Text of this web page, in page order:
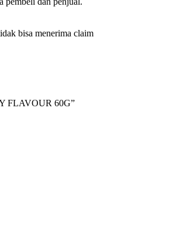
bisa menerima claim
FLAVOUR 60G”